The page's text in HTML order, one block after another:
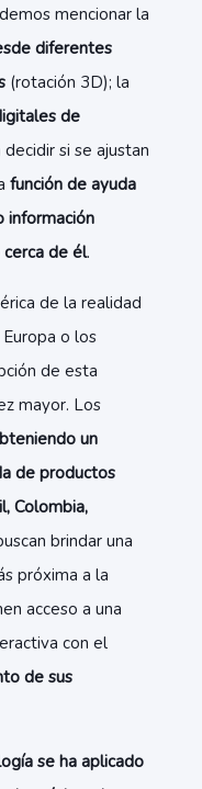
mencionar la
diferentes
(rotación 3D); la
de
decidir si se ajustan
función de ayuda
información
de él.
de la realidad
o los
de esta
mayor. Los
un
de productos
Colombia,
brindar una
próxima a la
acceso a una
con el
de sus
se ha aplicado